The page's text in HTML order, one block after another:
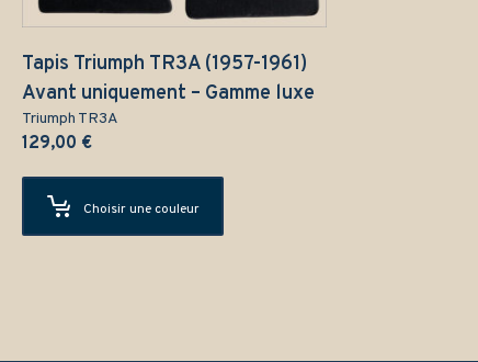
Tapis Triumph TR3A (1957-1961)
Avant uniquement – Gamme luxe
Triumph TR3A
129,00 €
Choisir une couleur